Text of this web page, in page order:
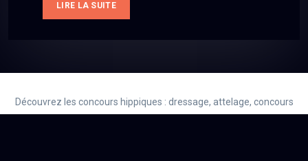
LIRE LA SUITE
Découvrez les concours hippiques : dressage, attelage, concours